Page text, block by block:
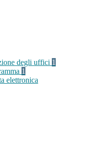
degli uffici 1
1
elettronica